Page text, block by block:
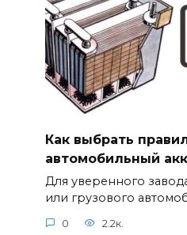
Как выбрать
автомобильный
Для уверенного
или грузового
0 2.2к.